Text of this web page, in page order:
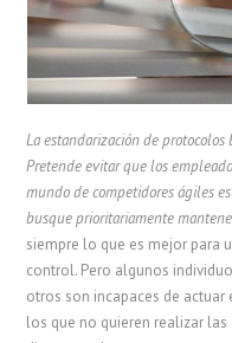
La estandarización de
Pretende evitar que los
mundo de competidores ágiles
busque prioritariamente
siempre lo que es mejor para
control. Pero algunos
otros son incapaces de
los que no quieren realizar